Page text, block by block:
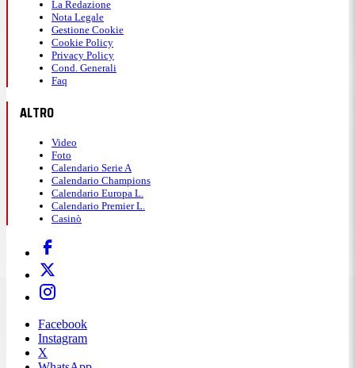
La Redazione
Nota Legale
Gestione Cookie
Cookie Policy
Privacy Policy
Cond. Generali
Faq
ALTRO
Video
Foto
Calendario Serie A
Calendario Champions
Calendario Europa L.
Calendario Premier L.
Casinò
Facebook
Instagram
X